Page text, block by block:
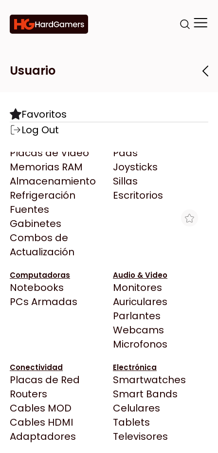
Categorías
Componentes
Motherboards
Microprocesadores
Placas de Video
Memorias RAM
Almacenamiento
Refrigeración
Fuentes
Gabinetes
Combos de
Actualización
Pads
Joysticks
Sillas
Escritorios
Computadoras
Notebooks
PCs Armadas
Audio & Video
Monitores
Auriculares
Parlantes
Webcams
Microfonos
Conectividad
Placas de Red
Routers
Cables MOD
Cables HDMI
Adaptadores
Electrónica
Smartwatches
Smart Bands
Celulares
Tablets
Televisores
Marcas
Todas las Marcas
AMD
AULA
Acer
Adata
AeroCool
Antec
Arkham
Asrock
BenQ
CX
Cooler Master
Deepcool
Dell
EVGA
Gamemax
Genesis
Genius
Tiendas
Destacadas
Todas las Tiendas
Click Gaming
Compufan Store
Dinobyte
Full H4rd
Gaming City
Gezatek
Usuario
Favoritos
Log Out
DELL POWEREDGE 1U LCD BEZEL,
CUSTOMER INSTALL
$125.899
Ver producto en la página de Max Tecno